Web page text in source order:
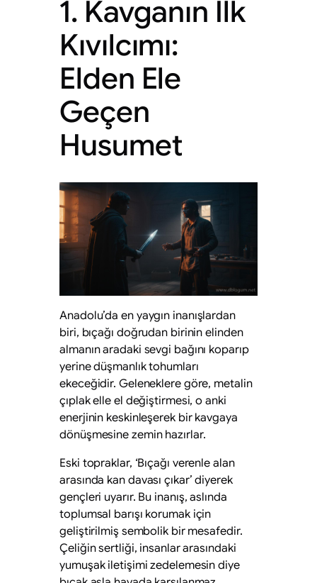
1. Kavganın İlk
Kıvılcımı:
Elden Ele
Geçen
Husumet
Anadolu’da en yaygın inanışlardan
biri, bıçağı doğrudan birinin elinden
almanın aradaki sevgi bağını koparıp
yerine düşmanlık tohumları
ekeceğidir. Geleneklere göre, metalin
çıplak elle el değiştirmesi, o anki
enerjinin keskinleşerek bir kavgaya
dönüşmesine zemin hazırlar.
Eski topraklar, ‘Bıçağı verenle alan
arasında kan davası çıkar’ diyerek
gençleri uyarır. Bu inanış, aslında
toplumsal barışı korumak için
geliştirilmiş sembolik bir mesafedir.
Çeliğin sertliği, insanlar arasındaki
yumuşak iletişimi zedelemesin diye